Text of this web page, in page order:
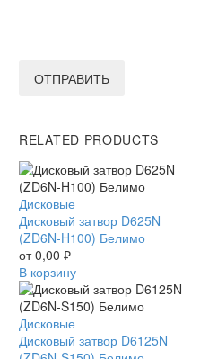
ОТПРАВИТЬ
RELATED PRODUCTS
Дисковый
затвор
D625N
(ZD6N-
H100)
Белимо
Дисковые
Дисковый затвор D625N
(ZD6N-H100) Белимо
от0,00 ₽
В корзину
Дисковый
затвор
Дисковые
Дисковый затвор D6125N